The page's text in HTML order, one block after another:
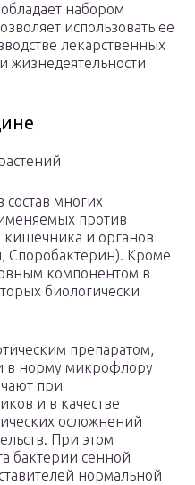
набором
использовать ее
лекарственных
жизнедеятельности
состав многих
против
кишечника и органов
Споробактерин). Кроме
компонентом в
биологически
препаратом,
в норму микрофлору
при
и в качестве
осложнений
При этом
бактерии сенной
нормальной